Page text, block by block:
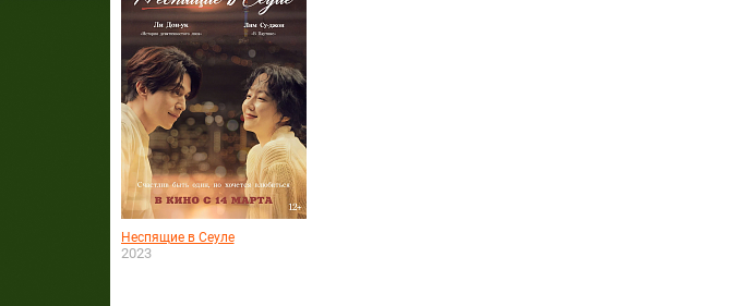
Неспящие в Сеуле
2023